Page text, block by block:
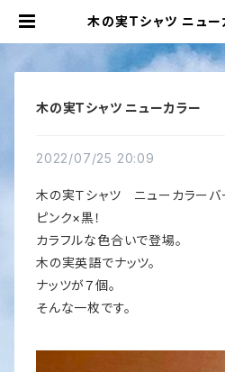
木の実Ｔシャツ ニュ
木の実Ｔシャツ ニューカラー
2022/07/25 20:09
木の実Ｔシャツ ニューカラーバ
ピンク×黒！
カラフルな色合いで登場。
木の実英語でナッツ。
ナッツが７個。
そんな一枚です。